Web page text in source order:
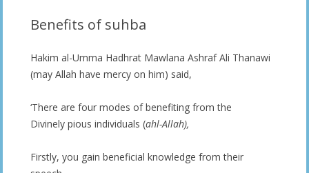
Benefits of suhba
Hakim al-Umma Hadhrat Mawlana Ashraf Ali Thanawi
(may Allah have mercy on him) said,
‘There are four modes of benefiting from the
Divinely pious individuals (ahl-Allah),
Firstly, you gain beneficial knowledge from their